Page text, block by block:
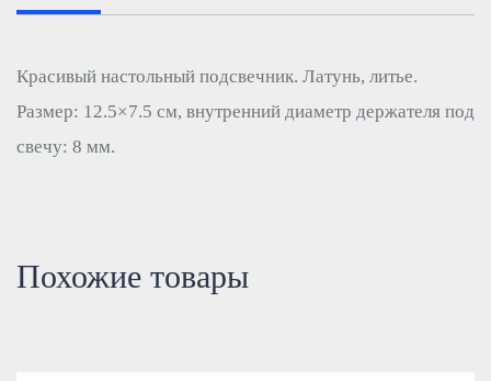
Красивый настольный подсвечник. Латунь, литье.
Размер: 12.5×7.5 см, внутренний диаметр держателя под
свечу: 8 мм.
Похожие товары